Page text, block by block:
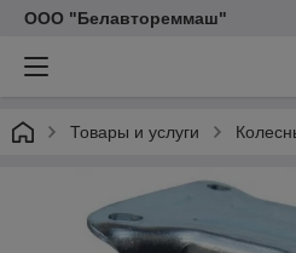
ООО "Белавтореммаш"
Товары и услуги